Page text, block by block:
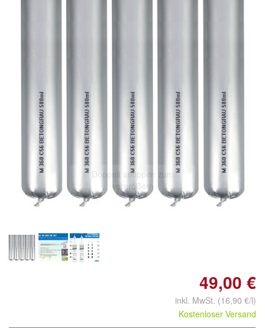
Doppelt antippen zum
vergrößern
49,00 €
inkl. MwSt. (16,90 €/l)
Kostenloser Versand